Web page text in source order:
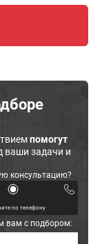
помогут
ваши задачи и
консультацию?
по телефону
вам с подбором: